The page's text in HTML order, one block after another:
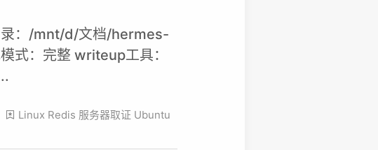
：/mnt/d/文档/hermes-
：完整 writeup工具：
Linux Redis 服务器取证 Ubuntu